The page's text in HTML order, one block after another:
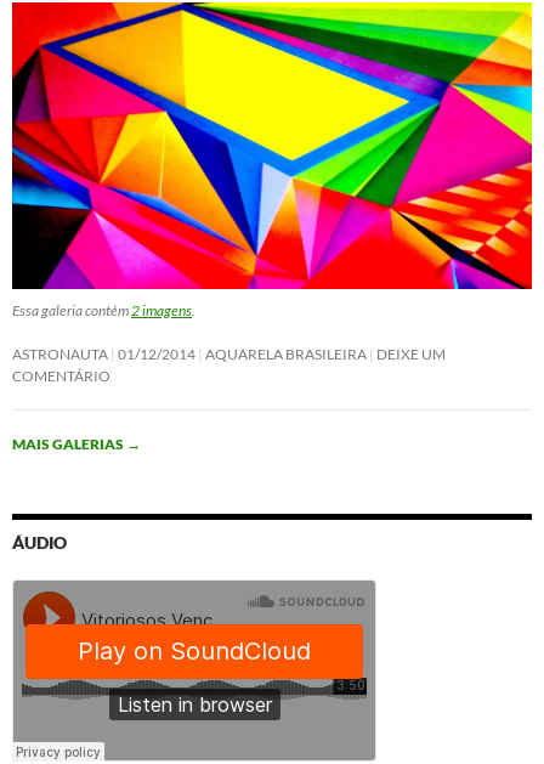
Essa galeria contém2 imagens.
ASTRONAUTA 01/12/2014 AQUARELA BRASILEIRA DEIXE UM
COMENTÁRIO
MAIS GALERIAS →
ÁUDIO